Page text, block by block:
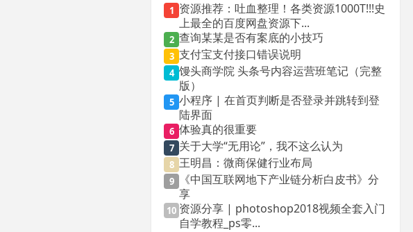
1 资源推荐：吐血整理！各类资源1000T!!!史
上最全的百度网盘资源下...
2 查询某某是否有案底的小技巧
3 支付宝支付接口错误说明
4 馒头商学院 头条号内容运营班笔记（完整
版）
5 小程序 | 在首页判断是否登录并跳转到登
陆界面
6 体验真的很重要
7 关于大学“无用论”，我不这么认为
8 王明昌：微商保健行业布局
9
《中国互联网地下产业链分析白皮书》分
享
10 资源分享 | photoshop2018视频全套入门
自学教程_ps零...